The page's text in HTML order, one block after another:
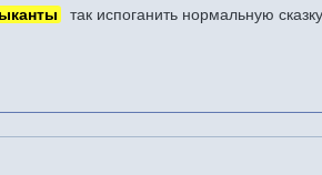
так испоганить нормальную